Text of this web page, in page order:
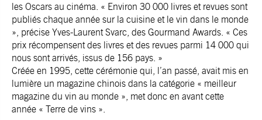
les Oscars au cinéma. « Environ 30 000 livres et revues sont
publiés chaque année sur la cuisine et le vin dans le monde
», précise Yves-Laurent Svarc, des Gourmand Awards. « Ces
prix récompensent des livres et des revues parmi 14 000 qui
nous sont arrivés, issus de 156 pays. »
Créée en 1995, cette cérémonie qui, l’an passé, avait mis en
lumière un magazine chinois dans la catégorie « meilleur
magazine du vin au monde », met donc en avant cette
année « Terre de vins ».